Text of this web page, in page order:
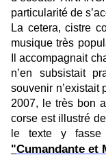
particularité de
La cetera, cistre
musique très
Il accompagnait
n’en subsistait
souvenir n’existait
2007, le très bon
corse est illustré
le texte y fasse
"Cumandante et